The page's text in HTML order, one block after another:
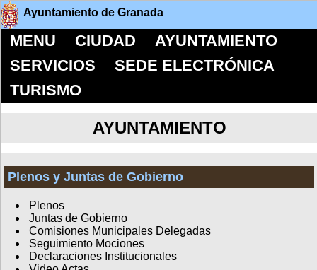
Ayuntamiento de Granada
MENU CIUDAD
AYUNTAMIENTO
SERVICIOS
SEDE ELECTRÓNICA
TURISMO
AYUNTAMIENTO
Plenos y Juntas de Gobierno
Plenos
Juntas de Gobierno
Comisiones Municipales Delegadas
Seguimiento Mociones
Declaraciones Institucionales